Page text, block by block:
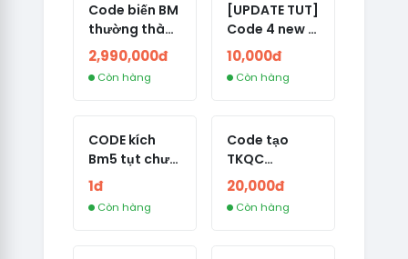
Code biến BM
thường thành
BM tích xanh
2,990,000đ
Còn hàng
[UPDATE TUT]
Code 4 new -
Dành cho
page tích
thuê
10,000đ
Còn hàng
CODE kích
Bm5 tụt chưa
tạo tkqc lên
1đ
Còn hàng
Code tạo
TKQC
BM2500
không bị
spam ACC
20,000đ
Còn hàng